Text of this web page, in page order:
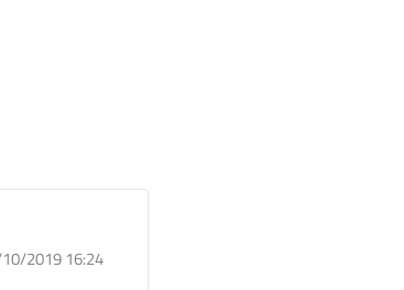
2019 16:24